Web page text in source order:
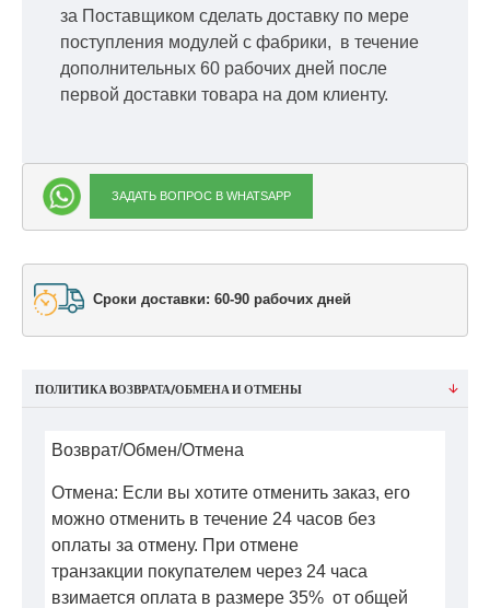
за Поставщиком сделать доставку по мере
поступления модулей с фабрики, в течение
дополнительных 60 рабочих дней после
первой доставки товара на дом клиенту.
ЗАДАТЬ ВОПРОС В WHATSAPP
Сроки доставки: 60-90 рабочих дней
ПОЛИТИКА ВОЗВРАТА/ОБМЕНА И ОТМЕНЫ
Возврат/Обмен/Отмена
Отмена: Если вы хотите отменить заказ, его
можно отменить в течение 24 часов без
оплаты за отмену. При отмене
транзакции покупателем через 24 часа
взимается оплата в размере 35% от общей